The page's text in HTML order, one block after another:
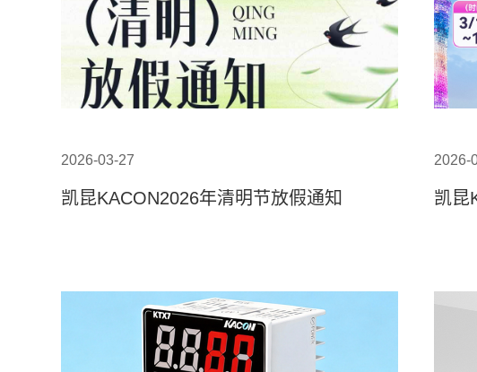
2026-03-27
凯昆KACON2026年清明节放假通知
2026-